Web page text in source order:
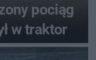
pociąg
w traktor